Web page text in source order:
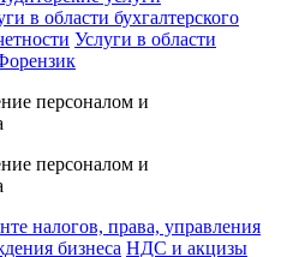
в области бухгалтерского
Услуги в области
персоналом и
персоналом и
налогов, права, управления
бизнеса НДС и акцизы